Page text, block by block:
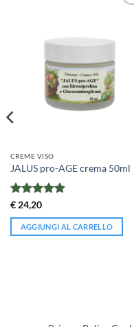
CREME VISO
JALUS pro-AGE crema 50ml
Valutato
4.9su 5
€24,20
AGGIUNGI AL CARRELLO